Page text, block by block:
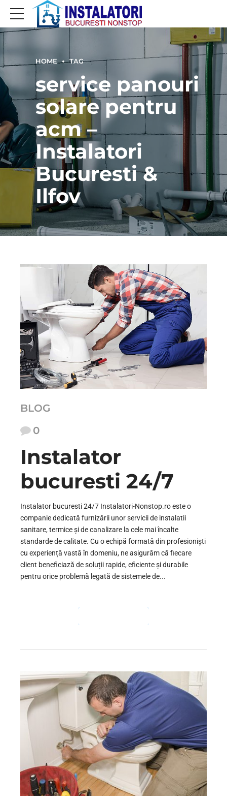
HOME TAG
service panouri
solare pentru
acm –
Instalatori
Bucuresti &
Ilfov
BLOG
0
Instalator
bucuresti 24/7
Instalator bucuresti 24/7 Instalatori-Nonstop.ro este o
companie dedicată furnizării unor servicii de instalatii
sanitare, termice și de canalizare la cele mai încalte
standarde de calitate. Cu o echipă formată din profesioniști
cu experiență vastă în domeniu, ne asigurăm că fiecare
client beneficiază de soluții rapide, eficiente și durabile
pentru orice problemă legată de sistemele de...